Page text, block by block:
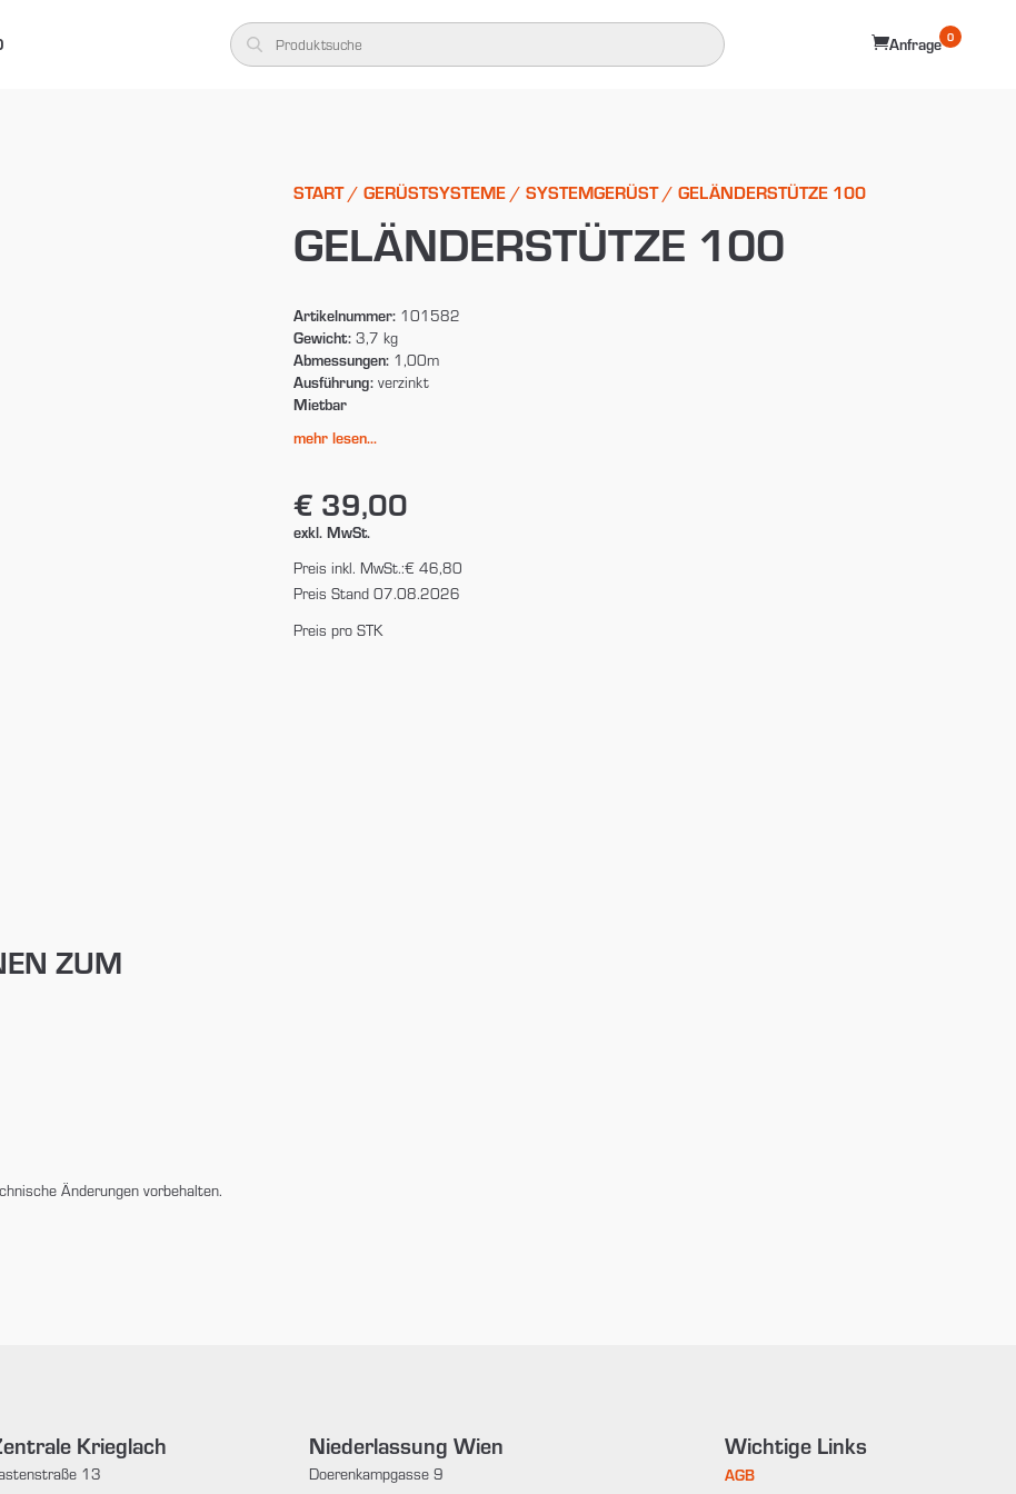
Anfrage 0
START/ GERÜSTSYSTEME/ SYSTEMGERÜST/ GELÄNDERSTÜTZE 100
GELÄNDERSTÜTZE 100
Artikelnummer:101582
Gewicht:3,7 kg
Abmessungen:1,00m
Ausführung:verzinkt
Mietbar
mehr lesen...
€ 39,00
exkl. MwSt.
Preis inkl. MwSt.:€ 46,80
Preis Stand 07.08.2026
Preis pro STK
ZUM
Änderungen vorbehalten.
Krieglach
13
Niederlassung Wien
Doerenkampgasse 9
Wichtige Links
AGB